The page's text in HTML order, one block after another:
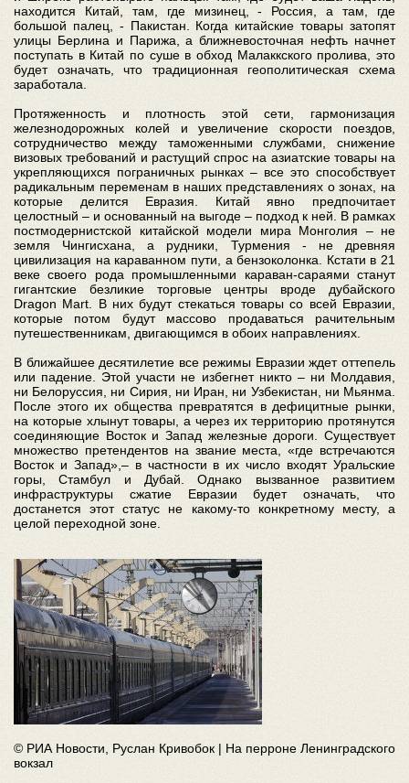
находится Китай, там, где мизинец, - Россия, а там, где
большой палец, - Пакистан. Когда китайские товары затопят
улицы Берлина и Парижа, а ближневосточная нефть начнет
поступать в Китай по суше в обход Малаккского пролива, это
будет означать, что традиционная геополитическая схема
заработала.
Протяженность и плотность этой сети, гармонизация
железнодорожных колей и увеличение скорости поездов,
сотрудничество между таможенными службами, снижение
визовых требований и растущий спрос на азиатские товары на
укрепляющихся пограничных рынках – все это способствует
радикальным переменам в наших представлениях о зонах, на
которые делится Евразия. Китай явно предпочитает
целостный – и основанный на выгоде – подход к ней. В рамках
постмодернистской китайской модели мира Монголия – не
земля Чингисхана, а рудники, Турмения - не древняя
цивилизация на караванном пути, а бензоколонка. Кстати в 21
веке своего рода промышленными караван-сараями станут
гигантские безликие торговые центры вроде дубайского
Dragon Mart. В них будут стекаться товары со всей Евразии,
которые потом будут массово продаваться рачительным
путешественникам, двигающимся в обоих направлениях.
В ближайшее десятилетие все режимы Евразии ждет оттепель
или падение. Этой участи не избегнет никто – ни Молдавия,
ни Белоруссия, ни Сирия, ни Иран, ни Узбекистан, ни Мьянма.
После этого их общества превратятся в дефицитные рынки,
на которые хлынут товары, а через их территорию протянутся
соединяющие Восток и Запад железные дороги. Существует
множество претендентов на звание места, «где встречаются
Восток и Запад»,– в частности в их число входят Уральские
горы, Стамбул и Дубай. Однако вызванное развитием
инфраструктуры сжатие Евразии будет означать, что
достанется этот статус не какому-то конкретному месту, а
целой переходной зоне.
© РИА Новости, Руслан Кривобок | На перроне Ленинградского
вокзал